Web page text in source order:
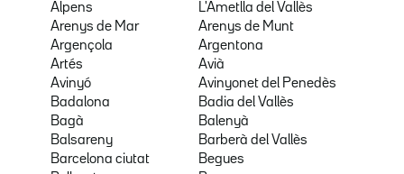
Alpens
L'Ametlla del Vallès
Arenys de Mar
Arenys de Munt
Argençola
Argentona
Artés
Avià
Avinyó
Avinyonet del Penedès
Badalona
Badia del Vallès
Bagà
Balenyà
Balsareny
Barberà del Vallès
Barcelona ciutat
Begues